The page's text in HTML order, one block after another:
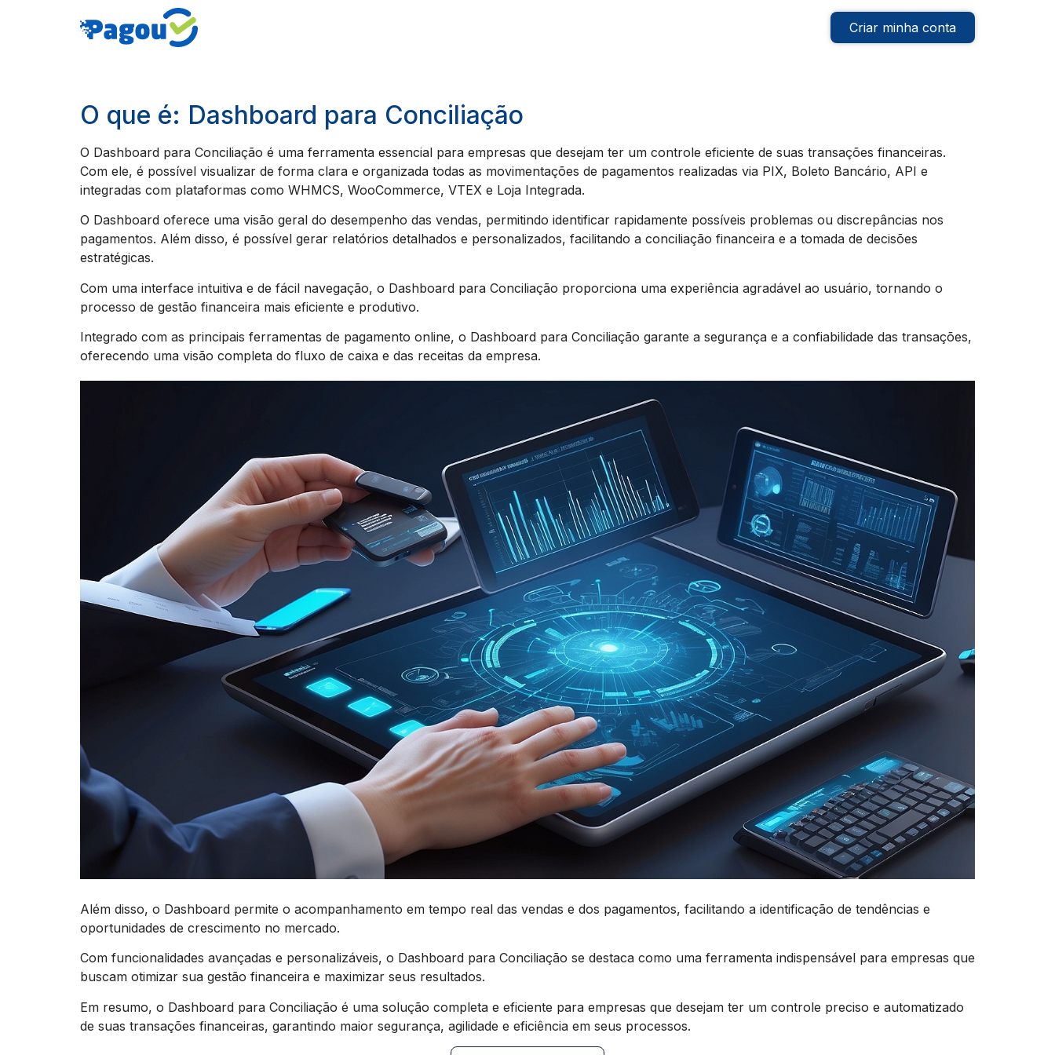
Criar minha conta
O que é: Dashboard para Conciliação
O Dashboard para Conciliação é uma ferramenta essencial para empresas que desejam ter um controle eficiente de suas transações financeiras.
Com ele, é possível visualizar de forma clara e organizada todas as movimentações de pagamentos realizadas via PIX, Boleto Bancário, API e
integradas com plataformas como WHMCS, WooCommerce, VTEX e Loja Integrada.
O Dashboard oferece uma visão geral do desempenho das vendas, permitindo identificar rapidamente possíveis problemas ou discrepâncias nos
pagamentos. Além disso, é possível gerar relatórios detalhados e personalizados, facilitando a conciliação financeira e a tomada de decisões
estratégicas.
Com uma interface intuitiva e de fácil navegação, o Dashboard para Conciliação proporciona uma experiência agradável ao usuário, tornando o
processo de gestão financeira mais eficiente e produtivo.
Integrado com as principais ferramentas de pagamento online, o Dashboard para Conciliação garante a segurança e a confiabilidade das transações,
oferecendo uma visão completa do fluxo de caixa e das receitas da empresa.
Além disso, o Dashboard permite o acompanhamento em tempo real das vendas e dos pagamentos, facilitando a identificação de tendências e
oportunidades de crescimento no mercado.
Com funcionalidades avançadas e personalizáveis, o Dashboard para Conciliação se destaca como uma ferramenta indispensável para empresas que
buscam otimizar sua gestão financeira e maximizar seus resultados.
Em resumo, o Dashboard para Conciliação é uma solução completa e eficiente para empresas que desejam ter um controle preciso e automatizado
de suas transações financeiras, garantindo maior segurança, agilidade e eficiência em seus processos.